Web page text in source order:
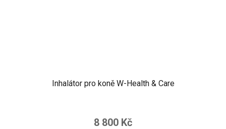
Inhalátor pro koně W-Health & Care
8 800 Kč